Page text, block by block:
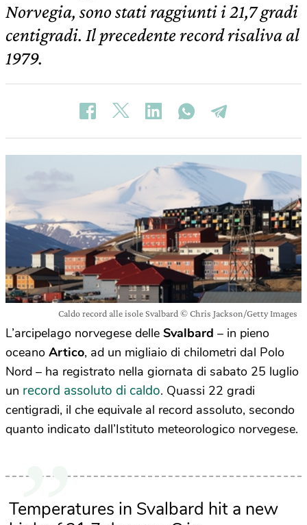
Norvegia, sono stati raggiunti i 21,7 gradi
centigradi. Il precedente record risaliva al
1979.
Caldo record alle isole Svalbard © Chris Jackson/Getty Images
L’arcipelago norvegese delle Svalbard – in pieno
oceano Artico, ad un migliaio di chilometri dal Polo
Nord – ha registrato nella giornata di sabato 25 luglio
un record assoluto di caldo. Quassi 22 gradi
centigradi, il che equivale al record assoluto, secondo
quanto indicato dall’Istituto meteorologico norvegese.
Temperatures in Svalbard hit a new